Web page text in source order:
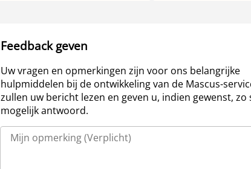
Feedback geven
Uw vragen en opmerkingen zijn voor ons belangrijke
hulpmiddelen bij de ontwikkeling van de Mascus-
zullen uw bericht lezen en geven u, indien gewenst, zo
mogelijk antwoord.